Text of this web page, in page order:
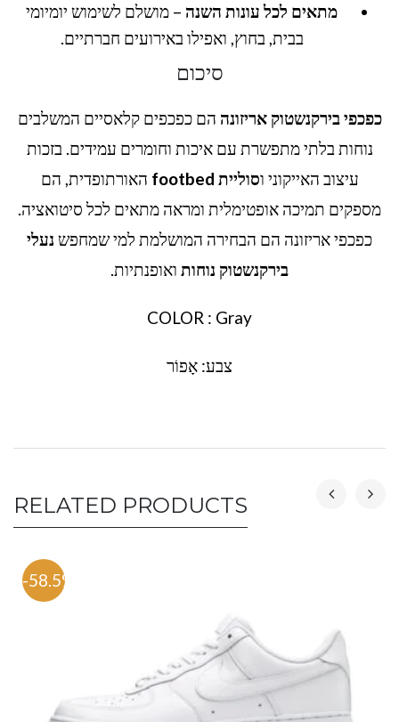
מתאים לכל עונות השנה – מושלם לשימוש יומיומי
בבית, בחוץ, ואפילו באירועים חברתיים.
סיכום
כפכפי בירקנשטוק אריזונה הם כפכפים קלאסיים המשלבים
נוחות בלתי מתפשרת עם איכות וחומרים עמידים. בזכות
עיצוב האייקוני וסוליית footbed
האורתופדית, הם
מספקים תמיכה אופטימלית ומראה מתאים לכל סיטואציה.
כפכפי אריזונה הם הבחירה המושלמת למי שמחפש נעלי
בירקנשטוק נוחות ואופנתיות.
COLOR : Gray
צבע: אָפוֹר
RELATED PRODUCTS
-58.5%